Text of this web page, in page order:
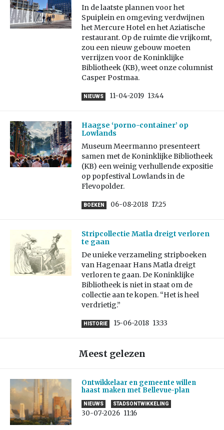
In de laatste plannen voor het
Spuiplein en omgeving verdwijnen
het Mercure Hotel en het Aziatische
restaurant. Op de ruimte die vrijkomt,
zou een nieuw gebouw moeten
verrijzen voor de Koninklijke
Bibliotheek (KB), weet onze columnist
Casper Postmaa.
NIEUWS 11-04-2019 13:44
Haagse ‘porno-container’ op
Lowlands
Museum Meermanno presenteert
samen met de Koninklijke Bibliotheek
(KB) een weinig verhullende expositie
op popfestival Lowlands in de
Flevopolder.
BOEKEN 06-08-2018 17:25
Stripcollectie Matla dreigt verloren
te gaan
De unieke verzameling stripboeken
van Hagenaar Hans Matla dreigt
verloren te gaan. De Koninklijke
Bibliotheek is niet in staat om de
collectie aan te kopen. “Het is heel
verdrietig.”
HISTORIE 15-06-2018 13:33
Meest gelezen
Ontwikkelaar en gemeente willen
haast maken met Bellevue-plan
NIEUWS STADSONTWIKKELING
30-07-2026 11:16